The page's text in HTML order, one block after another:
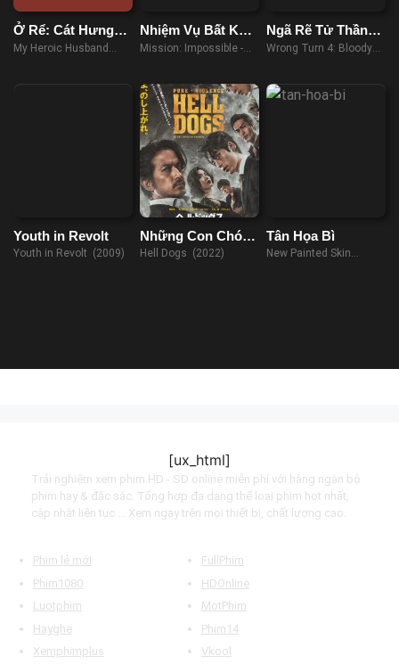
Ở Rể: Cát Hưng
Cao Chiếu
My Heroic Husband
Nhiệm Vụ Bất Khả
Thi 7 – Nghiệp Báo
Mission: Impossible -
OneRAW (2023)
Ngã Rẽ Tử Thần:
Cuộc Đẫm Máu
Wrong Turn 4: Bloody
Youth in Revolt
Youth in Revolt (2009)
Những Con Chó
Địa Ngục
Hell Dogs (2022)
Tân Họa Bì
New Painted Skin